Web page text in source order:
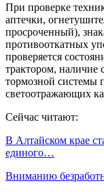
При проверке
аптечки,
просроченный),
противооткатных
проверяется
трактором, наличие
тормозной системы
светоотражающих
Сейчас читают:
В Алтайском крае
единого…
Вниманию